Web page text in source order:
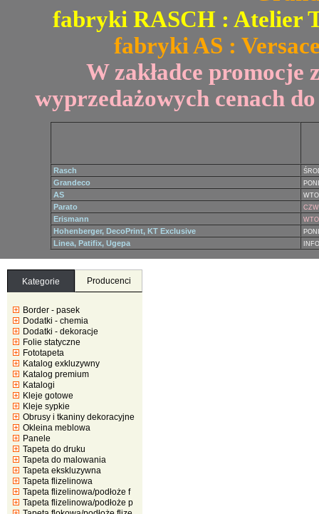
fabryki RASCH : Atelier
fabryki AS :
W zakładce promocje
wyprzedażowych cenach
Rasch
Grandeco
AS
Parato
Erismann
Hohenberger, DecoPrint, KT Exclusive
Linea, Patifix, Ugepa
Kategorie Producenci
Border - pasek
Dodatki - chemia
Dodatki - dekoracje
Folie statyczne
Fototapeta
Katalog exkluzywny
Katalog premium
Katalogi
Kleje gotowe
Kleje sypkie
Obrusy i tkaniny dekoracyjne
Okleina meblowa
Panele
Tapeta do druku
Tapeta do malowania
Tapeta ekskluzywna
Tapeta flizelinowa
Tapeta flizelinowa/podłoże f
Tapeta flizelinowa/podłoże p